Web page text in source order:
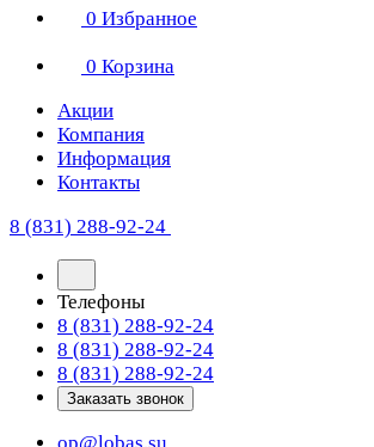
0 Избранное
0 Корзина
Акции
Компания
Информация
Контакты
8 (831) 288-92-24
Телефоны
8 (831) 288-92-24
8 (831) 288-92-24
8 (831) 288-92-24
Заказать звонок